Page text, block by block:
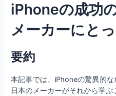
iPhoneの成功
メーカーにと
要約
本記事では、iPhoneの驚異的な
日本のメーカーがそれから学